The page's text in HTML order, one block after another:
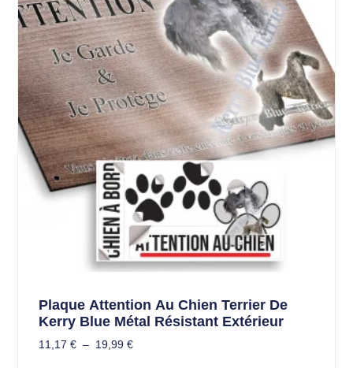
Plaque Attention Au Chien Terrier De
Kerry Blue Métal Résistant Extérieur
11,17 € – 19,99 €